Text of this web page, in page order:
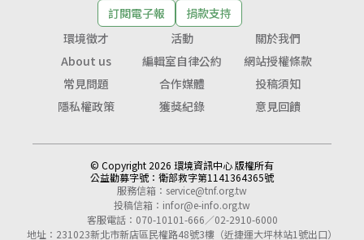
訂閱電子報
捐款支持
環境徵才
活動
關於我們
About us
編輯室自律公約
網站授權條款
常見問題
合作媒體
投稿須知
隱私權政策
獲獎紀錄 意見回饋
© Copyright 2026 環境資訊中心 版權所有
公益勸募字號： 衛部救字第1141364365號
服務信箱： service@tnf.org.tw
投稿信箱： infor@e-info.org.tw
客服電話：070-10101-666／02-2910-6000
地址：231023新北市新店區民權路48號3樓（近捷運大坪林站1號出口）